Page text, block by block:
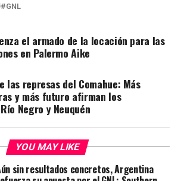
#GNL
el armado de la locación para las
en Palermo Aike
las represas del Comahue: Más
y más futuro afirman los
Negro y Neuquén
YOU MAY LIKE
sin resultados concretos, Argentina